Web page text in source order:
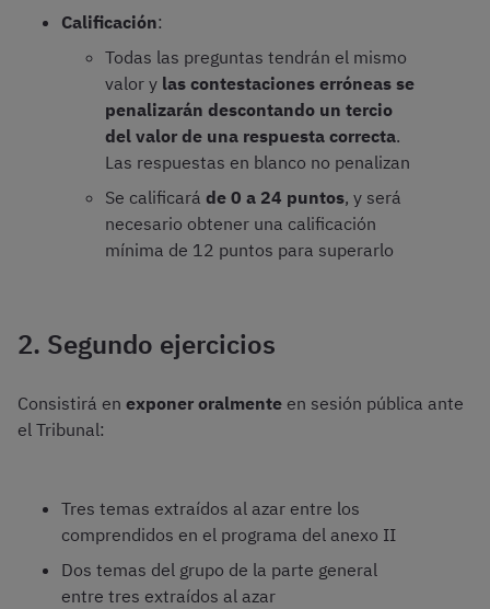
Calificación:
Todas las preguntas tendrán el mismo
valor y las contestaciones erróneas se
penalizarán descontando un tercio
del valor de una respuesta correcta.
Las respuestas en blanco no penalizan
Se calificará de 0 a 24 puntos, y será
necesario obtener una calificación
mínima de 12 puntos para superarlo
2. Segundo ejercicios
Consistirá en exponer oralmente en sesión pública ante
el Tribunal:
Tres temas extraídos al azar entre los
comprendidos en el programa del anexo II
Dos temas del grupo de la parte general
entre tres extraídos al azar